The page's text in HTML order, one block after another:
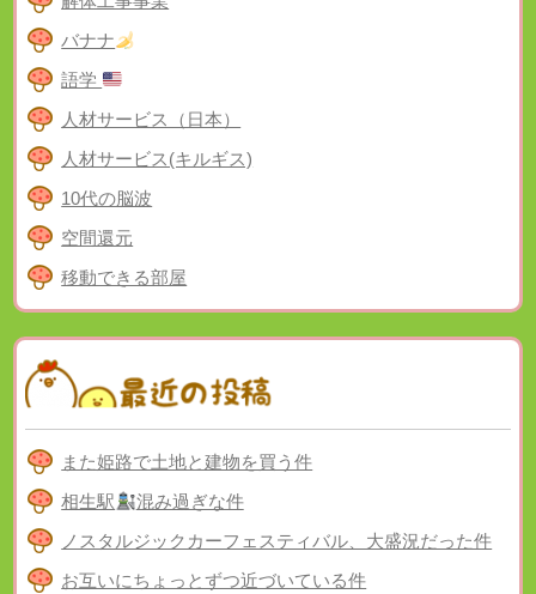
バナナ
語学
人材サービス（日本）
人材サービス(キルギス)
10代の脳波
空間還元
移動できる部屋
また姫路で土地と建物を買う件
相生駅
混み過ぎな件
ノスタルジックカーフェスティバル、大盛況だった件
お互いにちょっとずつ近づいている件